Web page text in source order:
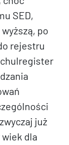
SED,
po
rejestru
już
dla